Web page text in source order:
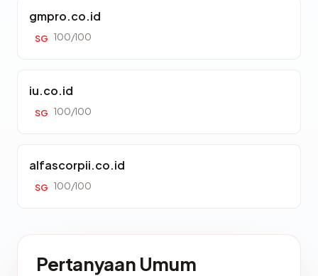
gmpro.co.id
SG 100/100
iu.co.id
SG 100/100
alfascorpii.co.id
SG 100/100
Pertanyaan Umum